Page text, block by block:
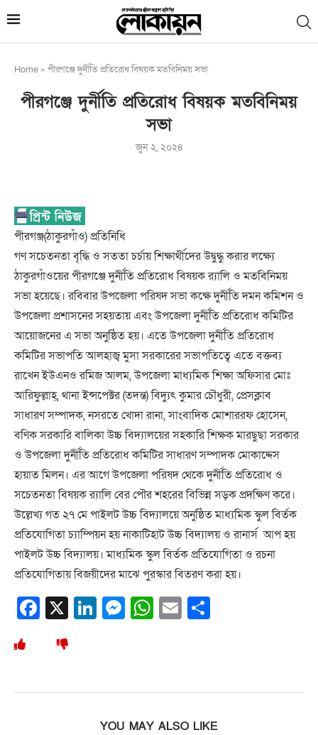
Home » পীরগঞ্জে দুর্নীতি প্রতিরোধ বিষয়ক মতবিনিময় সভা
পীরগঞ্জে দুর্নীতি প্রতিরোধ বিষয়ক মতবিনিময়
সভা
জুন ২, ২০২৪
পীরগঞ্জ(ঠাকুরগাঁও) প্রতিনিধি
গণ সচেতনতা বৃদ্ধি ও সততা চর্চায় শিক্ষার্থীদের উদ্বুদ্ধু করার লক্ষ্যে
ঠাকুরগাঁওয়ের পীরগঞ্জে দুর্নীতি প্রতিরোধ বিষয়ক র‌্যালি ও মতবিনিময়
সভা হয়েছে। রবিবার উপজেলা পরিষদ সভা কক্ষে দুর্নীতি দমন কমিশন ও
উপজেলা প্রশাসনের সহয়তায় এবং উপজেলা দুর্নীতি প্রতিরোধ কমিটির
আয়োজনের এ সভা অনুষ্ঠিত হয়। এতে উপজেলা দুর্নীতি প্রতিরোধ
কমিটির সভাপতি আলহাজ্ব মুসা সরকারের সভাপতিত্বে এতে বক্তব্য
রাখেন ইউএনও রমিজ আলম, উপজেলা মাধ্যমিক শিক্ষা অফিসার মোঃ
আরিফুল্লাহ্, থানা ইন্সপেক্টর (তদন্ত) বিদ্যুৎ কুমার চৌধুরী, প্রেসক্লাব
সাধারণ সম্পাদক, নসরতে খোদা রানা, সাংবাদিক মোশাররফ হোসেন,
বণিক সরকারি বালিকা উচ্চ বিদ্যালয়ের সহকারি শিক্ষক মারছুছা সরকার
ও উপজেলা দুর্নীতি প্রতিরোধ কমিটির সাধারণ সম্পাদক মোকাদ্দেস
হায়াত মিলন। এর আগে উপজেলা পরিষদ থেকে দুর্নীতি প্রতিরোধ ও
সচেতনতা বিষয়ক র‌্যালি বের পৌর শহরের বিভিন্ন সড়ক প্রদক্ষিণ করে।
উল্লেখ্য গত ২৭ মে পাইলট উচ্চ বিদ্যালয়ে অনুষ্ঠিত মাধ্যমিক স্কুল বির্তক
প্রতিযোগিতা চ্যাম্পিয়ন হয় নাকাটিহাট উচ্চ বিদ্যালয় ও রানার্স আপ হয়
পাইলট উচ্চ বিদ্যালয়। মাধ্যমিক স্কুল বির্তক প্রতিযোগিতা ও রচনা
প্রতিযোগিতায় বিজয়ীদের মাঝে পুরস্কার বিতরণ করা হয়।
Facebook
X LinkedIn
Messenger
WhatsApp
Email
YOU MAY ALSO LIKE